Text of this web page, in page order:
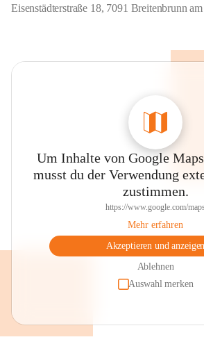
Eisenstädterstraße 18, 7091 Breitenbrunn
Um Inhalte von Google
musst du der Verwendung
zustimmen.
https://www.google.com/
Mehr erfahren
Akzeptieren und anzeigen
Ablehnen
Auswahl merken